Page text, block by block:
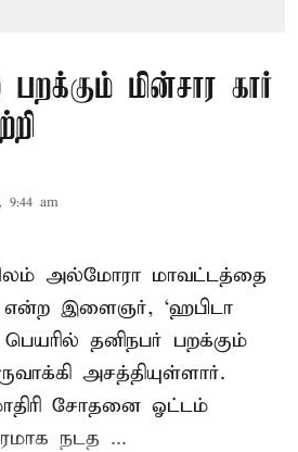
மின்சார கார்
9:44 am
அல்மோரா மாவட்டத்தை
என்ற இளைஞர், ‘ஹபிடா
தனிநபர் பறக்கும்
அசத்தியுள்ளார்.
சோதனை ஓட்டம்
நடத ...